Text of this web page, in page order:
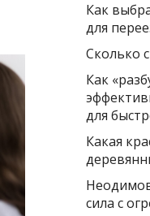
Как
для
Сколько
Как
для
Какая
сила с